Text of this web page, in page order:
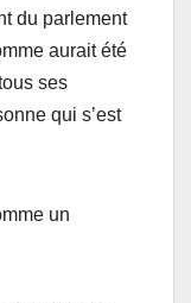
du parlement
aurait été
ses
qui s’est
un